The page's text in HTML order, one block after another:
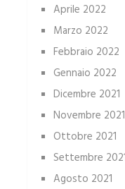
Aprile 2022
Marzo 2022
Febbraio 2022
Gennaio 2022
Dicembre 2021
Novembre 2021
Ottobre 2021
Settembre
Agosto 2021